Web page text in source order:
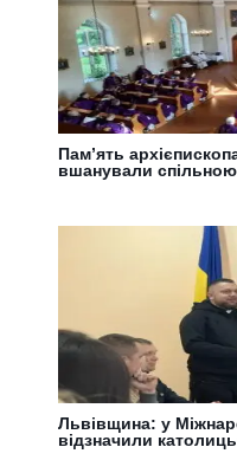
Пам’ять
вшанували
Львівщина: у
відзначили